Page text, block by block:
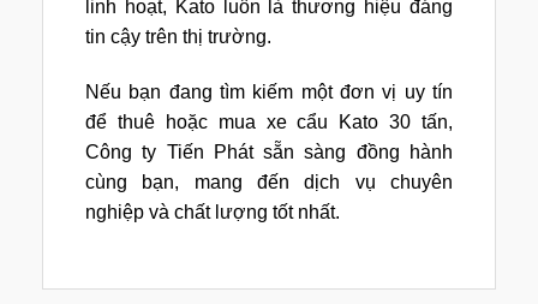
linh hoạt, Kato luôn là thương hiệu đáng
tin cậy trên thị trường.
Nếu bạn đang tìm kiếm một đơn vị uy tín
để thuê hoặc mua xe cẩu Kato 30 tấn,
Công ty Tiến Phát sẵn sàng đồng hành
cùng bạn, mang đến dịch vụ chuyên
nghiệp và chất lượng tốt nhất.